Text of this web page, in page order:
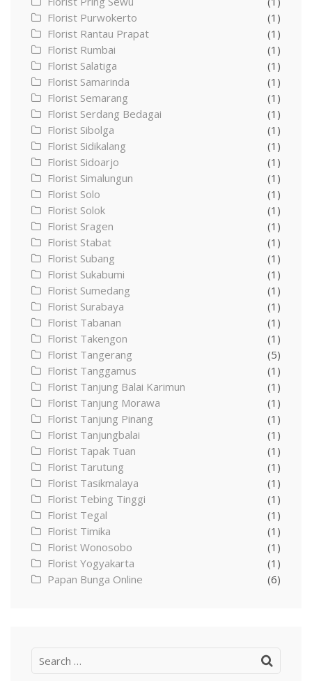
Florist Purwokerto
(1)
Florist Rantau Prapat
(1)
Florist Rumbai
(1)
Florist Salatiga
(1)
Florist Samarinda
(1)
Florist Semarang
(1)
Florist Serdang Bedagai
(1)
Florist Sibolga
(1)
Florist Sidikalang
(1)
Florist Sidoarjo
(1)
Florist Simalungun
(1)
Florist Solo
(1)
Florist Solok
(1)
Florist Sragen
(1)
Florist Stabat
(1)
Florist Subang
(1)
Florist Sukabumi
(1)
Florist Sumedang
(1)
Florist Surabaya
(1)
Florist Tabanan
(1)
Florist Takengon
(1)
Florist Tangerang
(5)
Florist Tanggamus
(1)
Florist Tanjung Balai Karimun
(1)
Florist Tanjung Morawa
(1)
Florist Tanjung Pinang
(1)
Florist Tanjungbalai
(1)
Florist Tapak Tuan
(1)
Florist Tarutung
(1)
Florist Tasikmalaya
(1)
Florist Tebing Tinggi
(1)
Florist Tegal
(1)
Florist Timika
(1)
Florist Wonosobo
(1)
Florist Yogyakarta
(1)
Papan Bunga Online
(6)
Search